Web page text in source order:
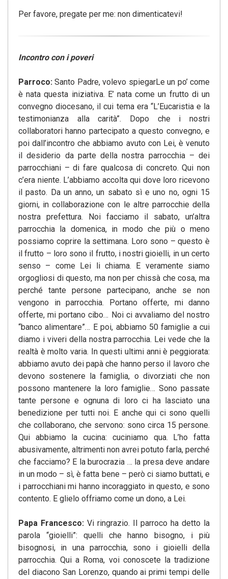
Per favore, pregate per me: non dimenticatevi!
Incontro con i poveri
Parroco: Santo Padre, volevo spiegarLe un po’ come
è nata questa iniziativa. E’ nata come un frutto di un
convegno diocesano, il cui tema era “L’Eucaristia e la
testimonianza alla carità”. Dopo che i nostri
collaboratori hanno partecipato a questo convegno, e
poi dall’incontro che abbiamo avuto con Lei, è venuto
il desiderio da parte della nostra parrocchia – dei
parrocchiani – di fare qualcosa di concreto. Qui non
c’era niente. L’abbiamo accolta qui dove loro ricevono
il pasto. Da un anno, un sabato sì e uno no, ogni 15
giorni, in collaborazione con le altre parrocchie della
nostra prefettura. Noi facciamo il sabato, un’altra
parrocchia la domenica, in modo che più o meno
possiamo coprire la settimana. Loro sono – questo è
il frutto – loro sono il frutto, i nostri gioielli, in un certo
senso – come Lei li chiama. E veramente siamo
orgogliosi di questo, ma non per chissà che cosa, ma
perché tante persone partecipano, anche se non
vengono in parrocchia. Portano offerte, mi danno
offerte, mi portano cibo… Noi ci avvaliamo del nostro
“banco alimentare”… E poi, abbiamo 50 famiglie a cui
diamo i viveri della nostra parrocchia. Lei vede che la
realtà è molto varia. In questi ultimi anni è peggiorata:
abbiamo avuto dei papà che hanno perso il lavoro che
devono sostenere la famiglia, o divorziati che non
possono mantenere la loro famiglie… Sono passate
tante persone e ognuna di loro ci ha lasciato una
benedizione per tutti noi. E anche qui ci sono quelli
che collaborano, che servono: sono circa 15 persone.
Qui abbiamo la cucina: cuciniamo qua. L’ho fatta
abusivamente, altrimenti non avrei potuto farla, perché
che facciamo? E la burocrazia … la presa deve andare
in un modo – sì, è fatta bene – però ci siamo buttati, e
i parrocchiani mi hanno incoraggiato in questo, e sono
contento. E glielo offriamo come un dono, a Lei.
Papa Francesco: Vi ringrazio. Il parroco ha detto la
parola “gioielli”: quelli che hanno bisogno, i più
bisognosi, in una parrocchia, sono i gioielli della
parrocchia. Qui a Roma, voi conoscete la tradizione
del diacono San Lorenzo, quando ai primi tempi delle